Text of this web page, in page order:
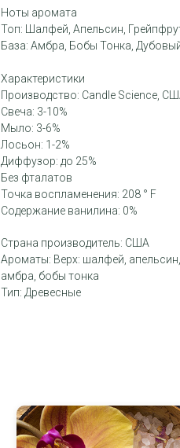
Ноты аромата
Топ: Шалфей, Апельсин,
База: Амбра, Бобы Тонка,
Характеристики
Производство: Candle Science,
Свеча: 3-10%
Мыло: 3-6%
Лосьон: 1-2%
Диффузор: до 25%
Без фталатов
Точка воспламенения: 208 ° F
Содержание ванилина: 0%
Страна производитель: США
Ароматы: Верх: шалфей,
амбра, бобы тонка
Тип: Древесные